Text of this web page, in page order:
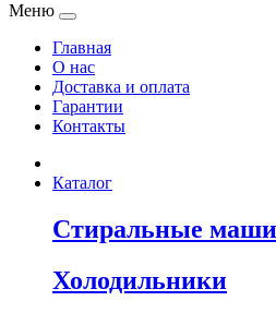
Меню
Главная
О нас
Доставка и оплата
Гарантии
Контакты
Каталог
Стиральные
Холодильники